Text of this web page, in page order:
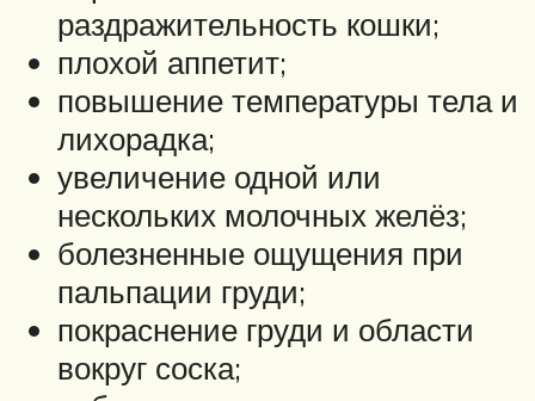
раздражительность кошки;
плохой аппетит;
повышение температуры тела и
лихорадка;
увеличение одной или
нескольких молочных желёз;
болезненные ощущения при
пальпации груди;
покраснение груди и области
вокруг соска;